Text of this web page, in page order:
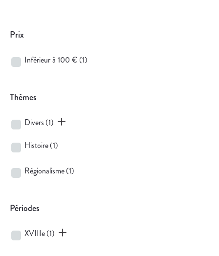
Prix
Inférieur à 100 € (1)
Thèmes
Divers (1)
Histoire(1)
Régionalisme(1)
Périodes
XVIIIe(1)